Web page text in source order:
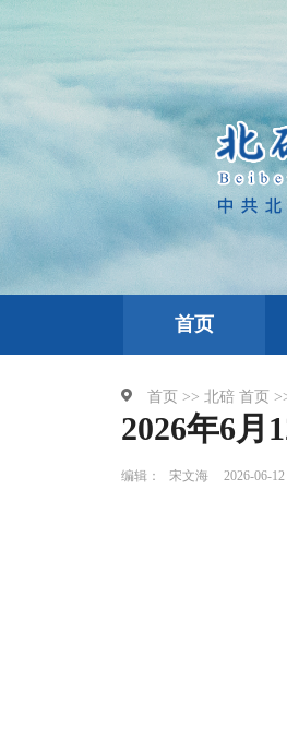
首页
首页 >> 北碚 首页
2026年6月
编辑： 宋文海 2026-06-